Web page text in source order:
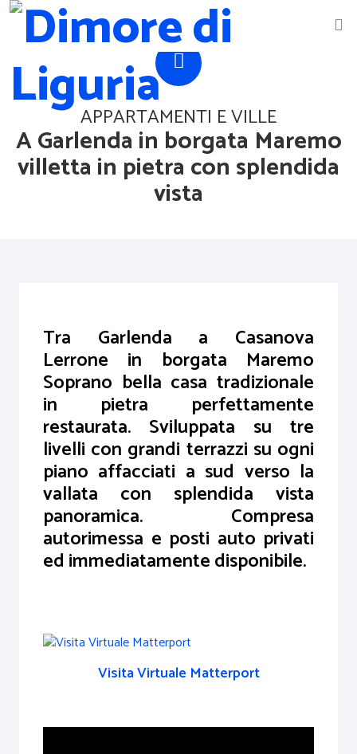
APPARTAMENTI E VILLE
A Garlenda in borgata Maremo
villetta in pietra con splendida
vista
Tra Garlenda a Casanova
Lerrone in borgata Maremo
Soprano bella casa tradizionale
in pietra perfettamente
restaurata. Sviluppata su tre
livelli con grandi terrazzi su ogni
piano affacciati a sud verso la
vallata con splendida vista
panoramica. Compresa
autorimessa e posti auto privati
ed immediatamente disponibile.
Visita Virtuale Matterport